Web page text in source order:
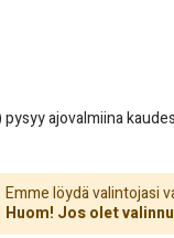
ajovalmiina
Emme löydä valintojasi
Huom! Jos olet